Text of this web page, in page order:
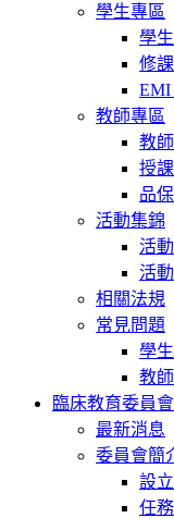
學生專區
學
修
EMI
教師專區
教
授
品
活動集錦
活
活
相關法規
常見問題
學
教
臨床教育委員會
最新消息
委員會簡
設
任